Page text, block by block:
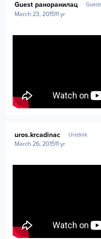
Guest раноранилац
March 23, 201511 yr
uros.krcadinac Urednik
March 26, 201511 yr